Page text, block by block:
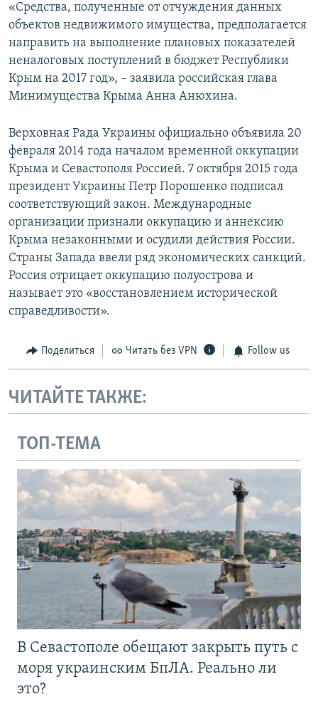
«Средства, полученные от отчуждения данных
объектов недвижимого имущества, предполагается
направить на выполнение плановых показателей
неналоговых поступлений в бюджет Республики
Крым на 2017 год», – заявила российская глава
Минимущества Крыма Анна Анюхина.
Верховная Рада Украины официально объявила 20
февраля 2014 года началом временной оккупации
Крыма и Севастополя Россией. 7 октября 2015 года
президент Украины Петр Порошенко подписал
соответствующий закон. Международные
организации признали оккупацию и аннексию
Крыма незаконными и осудили действия России.
Страны Запада ввели ряд экономических санкций.
Россия отрицает оккупацию полуострова и
называет это «восстановлением исторической
справедливости».
Поделиться Читать без VPN Follow us
ЧИТАЙТЕ ТАКЖЕ:
ТОП-ТЕМА
В Севастополе обещают закрыть путь с
моря украинским БпЛА. Реально ли
это?